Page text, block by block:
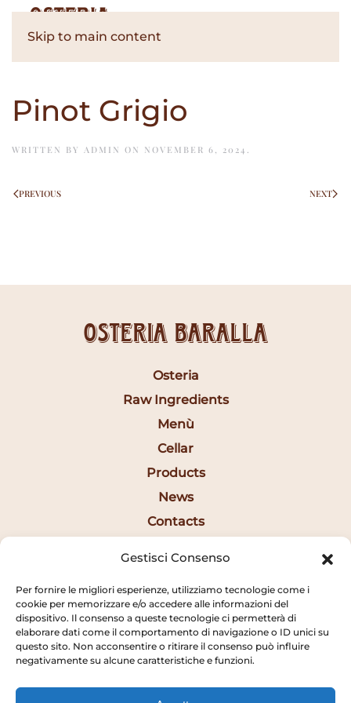
Gestisci Consenso
Per fornire le migliori esperienze, utilizziamo tecnologie come i
cookie per memorizzare e/o accedere alle informazioni del
dispositivo. Il consenso a queste tecnologie ci permetterà di
elaborare dati come il comportamento di navigazione o ID unici su
questo sito. Non acconsentire o ritirare il consenso può influire
negativamente su alcune caratteristiche e funzioni.
Skip to main content
Pinot Grigio
WRITTEN BY ADMIN ON NOVEMBER 6, 2024 .
PREVIOUS NEXT
Osteria Baralla
Osteria
Raw Ingredients
Menù
Cellar
Products
News
Contacts
Opening Hours
12:30AM - 2:20PM
7:15PM - 10:20PM
SUNDAY CLOSED